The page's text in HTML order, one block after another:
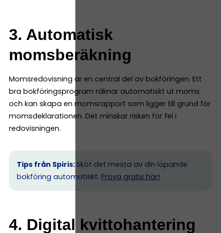
3. Automatisk
momsberäkning
Momsredovisning är en central del av bokföringen. Ett
bra bokföringsprogram räknar automatiskt ut moms
och kan skapa en momsrapport som ligger till grund för
momsdeklarationen. Det minskar risken för fel i
redovisningen.
Tips från Spiris: Sköt det mesta av din löpande
bokföring automatiskt. Prova gratis här!
4. Digital kvittohantering